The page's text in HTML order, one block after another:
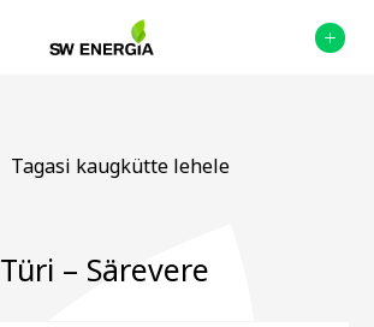
Tagasi kaugkütte lehele
Türi – Särevere